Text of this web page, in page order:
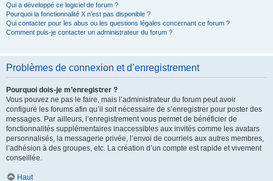
Qui a développé ce logiciel de forum ?
Pourquoi la fonctionnalité X n’est pas disponible ?
Qui contacter pour les abus ou les questions légales concernant ce forum ?
Comment puis-je contacter un administrateur du forum ?
Problèmes de connexion et d’enregistrement
Pourquoi dois-je m’enregistrer ?
Vous pouvez ne pas le faire, mais l’administrateur du forum peut avoir
configuré les forums afin qu’il soit nécessaire de s’enregistrer pour poster des
messages. Par ailleurs, l’enregistrement vous permet de bénéficier de
fonctionnalités supplémentaires inaccessibles aux invités comme les avatars
personnalisés, la messagerie privée, l’envoi de courriels aux autres membres,
l’adhésion à des groupes, etc. La création d’un compte est rapide et vivement
conseillée.
Haut